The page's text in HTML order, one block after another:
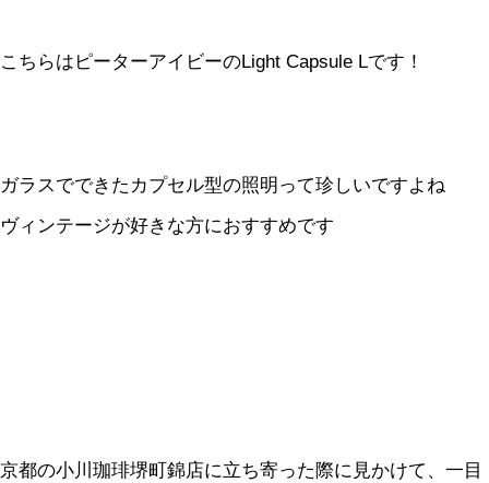
こちらはピーターアイビーのLight Capsule Lです！
ガラスでできたカプセル型の照明って珍しいですよね
ヴィンテージが好きな方におすすめです
京都の小川珈琲堺町錦店に立ち寄った際に見かけて、一目